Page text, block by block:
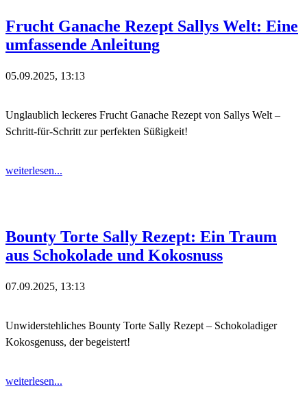
Frucht Ganache Rezept Sallys Welt: Eine
umfassende Anleitung
05.09.2025, 13:13
Unglaublich leckeres Frucht Ganache Rezept von Sallys Welt –
Schritt-für-Schritt zur perfekten Süßigkeit!
weiterlesen...
Bounty Torte Sally Rezept: Ein Traum
aus Schokolade und Kokosnuss
07.09.2025, 13:13
Unwiderstehliches Bounty Torte Sally Rezept – Schokoladiger
Kokosgenuss, der begeistert!
weiterlesen...